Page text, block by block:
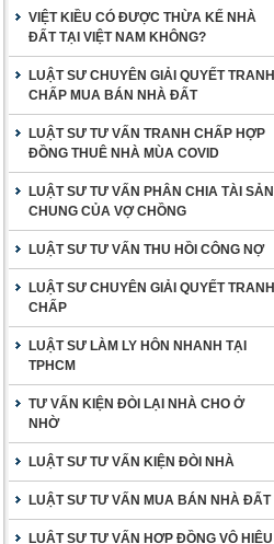
VIỆT KIỀU CÓ ĐƯỢC THỪA KẾ NHÀ
ĐẤT TẠI VIỆT NAM KHÔNG?
LUẬT SƯ CHUYÊN GIẢI QUYẾT TRANH
CHẤP MUA BÁN NHÀ ĐẤT
LUẬT SƯ TƯ VẤN TRANH CHẤP HỢP
ĐỒNG THUÊ NHÀ MÙA COVID
LUẬT SƯ TƯ VẤN PHÂN CHIA TÀI SẢN
CHUNG CỦA VỢ CHỒNG
LUẬT SƯ TƯ VẤN THU HỒI CÔNG NỢ
LUẬT SƯ CHUYÊN GIẢI QUYẾT TRANH
CHẤP
LUẬT SƯ LÀM LY HÔN NHANH TẠI
TPHCM
TƯ VẤN KIỆN ĐÒI LẠI NHÀ CHO Ở
NHỜ
LUẬT SƯ TƯ VẤN KIỆN ĐÒI NHÀ
LUẬT SƯ TƯ VẤN MUA BÁN NHÀ ĐẤT
LUẬT SƯ TƯ VẤN HỢP ĐỒNG VÔ HIỆU